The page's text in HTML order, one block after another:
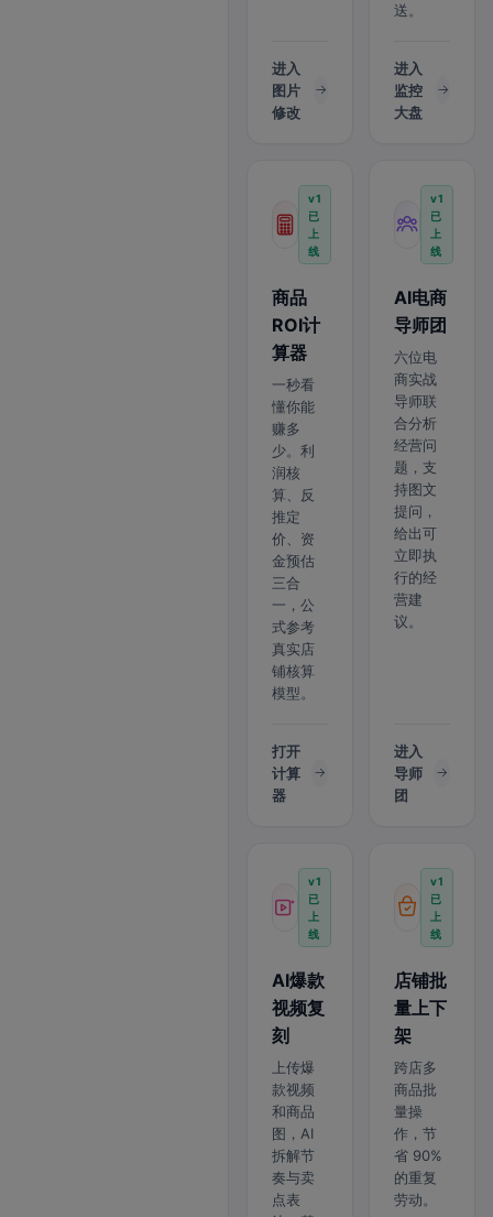
进入
图片
修改
送。
进入
监控
大盘
v1
已
上
线
商品
ROI计
算器
一秒看
懂你能
赚多
少。利
润核
算、反
推定
价、资
金预估
三合
一，公
式参考
真实店
铺核算
模型。
打开
计算
器
v1
已
上
线
AI电商
导师团
六位电
商实战
导师联
合分析
经营问
题，支
持图文
提问，
给出可
立即执
行的经
营建
议。
进入
导师
团
v1
已
上
线
AI爆款
视频复
刻
上传爆
款视频
和商品
图，AI
拆解节
奏与卖
点表
v1
已
上
线
店铺批
量上下
架
跨店多
商品批
量操
作，节
省 90%
的重复
劳动。